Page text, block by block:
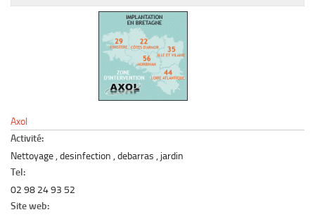
Le marché du mobilier d’occasion
Axol
Activité:
Nettoyage , desinfection , debarras , jardin
Tel:
02 98 24 93 52
Site web: